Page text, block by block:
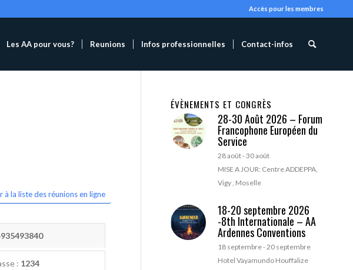
Accès pour les membres
Les AA pour vous? Reunions Infos professionnelles Contact-infos
à la liste des réunions en ligne
: 1234
ÉVÈNEMENTS ET CONGRÈS
28-30 Août 2026 – Forum
Francophone Européen du
Service
28 août-30 août
MISE A JOUR: Centre ADDEPPA,
Vigy , Moselle
18-20 septembre 2026
-8th Internationale – AA
Ardennes Conventions
18 septembre-20 septembre
Hotel Vayamundo Houffalize